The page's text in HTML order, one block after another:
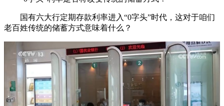
国有六大行定期存款利率进入“0字头”时代，这对于咱们
老百姓传统的储蓄方式意味着什么？